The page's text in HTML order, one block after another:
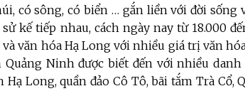
có sông, có biển … gắn liền với đời sống
kế tiếp nhau, cách ngày nay từ 18.000
và văn hóa Hạ Long với nhiều giá trị văn
Ninh được biết đến với nhiều
Hạ Long, quần đảo Cô Tô, bãi tắm Trà Cổ,